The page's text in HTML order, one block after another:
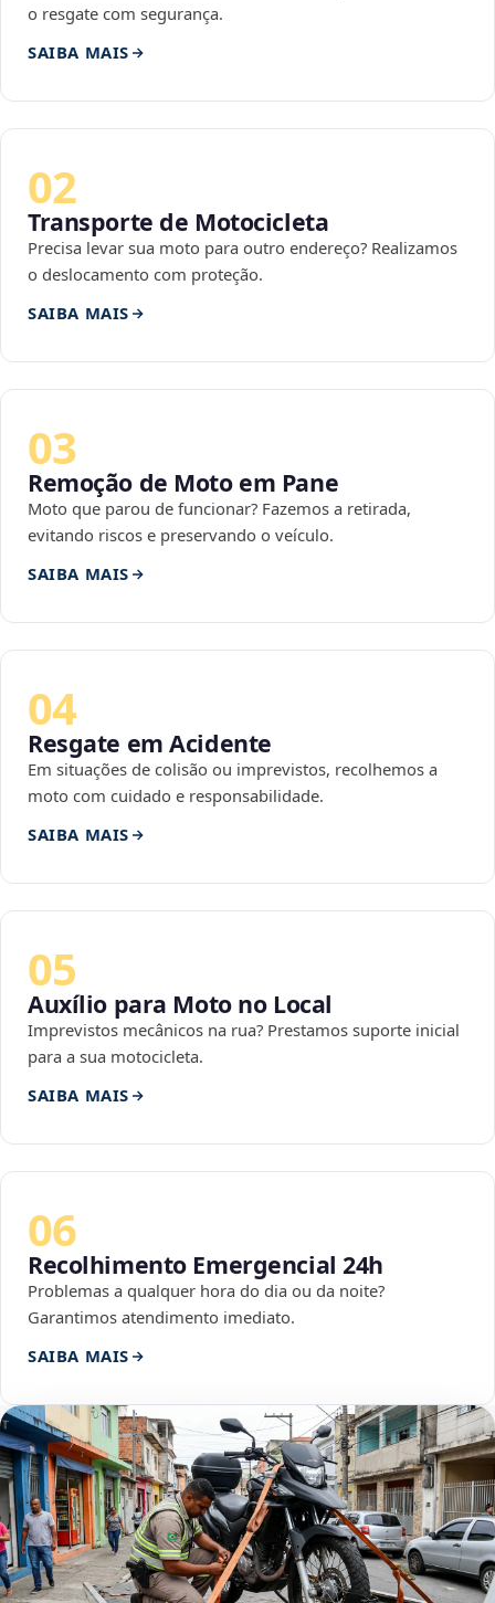
o resgate com segurança.
SAIBA MAIS
02
Transporte de Motocicleta
Precisa levar sua moto para outro endereço? Realizamos
o deslocamento com proteção.
SAIBA MAIS
03
Remoção de Moto em Pane
Moto que parou de funcionar? Fazemos a retirada,
evitando riscos e preservando o veículo.
SAIBA MAIS
04
Resgate em Acidente
Em situações de colisão ou imprevistos, recolhemos a
moto com cuidado e responsabilidade.
SAIBA MAIS
05
Auxílio para Moto no Local
Imprevistos mecânicos na rua? Prestamos suporte inicial
para a sua motocicleta.
SAIBA MAIS
06
Recolhimento Emergencial 24h
Problemas a qualquer hora do dia ou da noite?
Garantimos atendimento imediato.
SAIBA MAIS